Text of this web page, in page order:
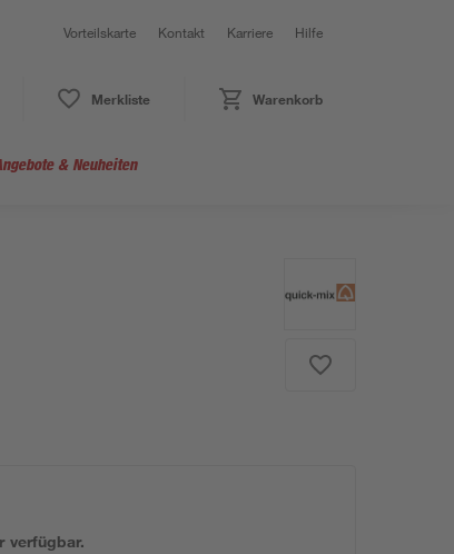
Vorteilskarte Kontakt Karriere Hilfe
Merkliste Warenkorb
& Neuheiten
verfügbar.